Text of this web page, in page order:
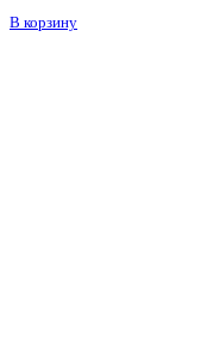
В корзину